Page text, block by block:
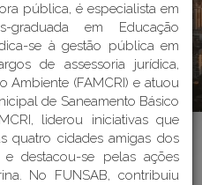
e Telefones
- FAQ
pública, é especialista em
em Educação
se à gestão pública em
de assessoria jurídica,
Ambiente (FAMCRI) e atuou
de Saneamento Básico
liderou iniciativas que
quatro cidades amigas dos
destacou-se pelas ações
No FUNSAB, contribuiu